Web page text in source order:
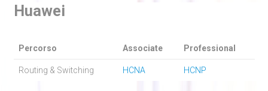
Huawei
Percorso Associate Professional
Routing & Switching HCNA HCNP